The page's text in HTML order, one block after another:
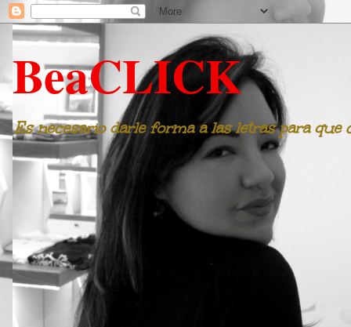
BeaCLICK
Es necesario darle forma a las letras para que